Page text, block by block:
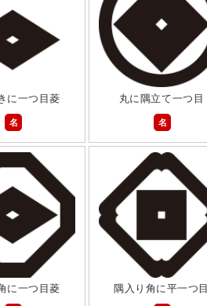
に一つ目菱
名
丸に隅立て一つ目
名
に一つ目菱
隅入り角に平一つ目